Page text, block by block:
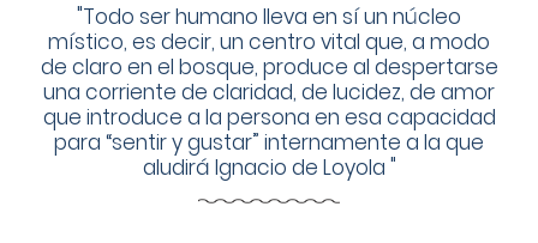
"Todo ser humano lleva en sí un núcleo
místico, es decir, un centro vital que, a modo
de claro en el bosque, produce al despertarse
una corriente de claridad, de lucidez, de amor
que introduce a la persona en esa capacidad
para “sentir y gustar” internamente a la que
aludirá Ignacio de Loyola "